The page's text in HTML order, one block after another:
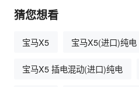
猜您想看
宝马X5 宝马X5(进口)纯电
宝马X5 插电混动(进口)纯电